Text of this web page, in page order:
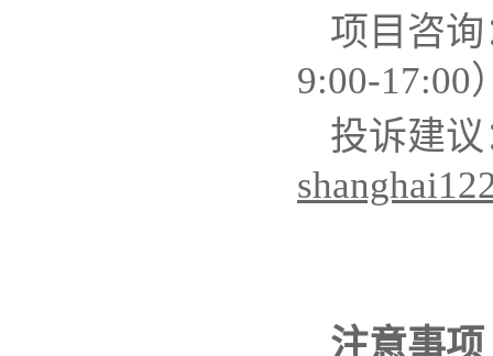
项目咨询
9:00-17:00
投诉建
注意事项